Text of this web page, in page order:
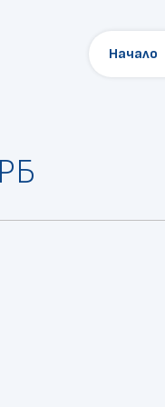
Начало